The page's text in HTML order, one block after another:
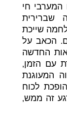
חי
שברירית
שייכת
הכאב על
החדשה
עם הזמן,
המעוגנת
לכוח
זה ממש,